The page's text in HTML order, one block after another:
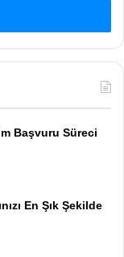
Başvuru Süreci
En Şık Şekilde